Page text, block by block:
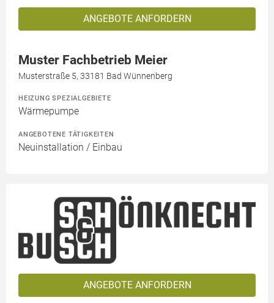
ANGEBOTE ANFORDERN
Muster Fachbetrieb Meier
Musterstraße 5, 33181 Bad Wünnenberg
HEIZUNG SPEZIALGEBIETE
Wärmepumpe
ANGEBOTENE TÄTIGKEITEN
Neuinstallation / Einbau
ANGEBOTE ANFORDERN